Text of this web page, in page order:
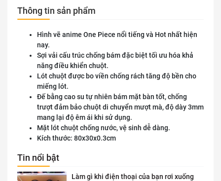
Thông tin sản phẩm
Hình vẽ anime One Piece nổi tiếng và Hot nhất hiện
nay.
Sợi vải cấu trúc chống bám đặc biệt tối ưu hóa khả
năng điều khiển chuột.
Lót chuột được bo viền chống rách tăng độ bền cho
miếng lót.
Đế bằng cao su tự nhiên bám mặt bàn tốt, chống
trượt đảm bảo chuột di chuyển mượt mà, độ dày 3mm
mang lại độ êm ái khi sử dụng.
Mặt lót chuột chống nước, vệ sinh dễ dàng.
Kích thước: 80x30x0.3cm
Tin nổi bật
Làm gì khi điện thoại của bạn rơi xuống